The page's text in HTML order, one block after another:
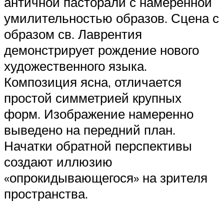
умилительностью образов. Сцена с
образом св. Лаврентия
демонстрирует рождение нового
художественного языка.
Композиция ясна, отличается
простой симметрией крупных
форм. Изображение намеренно
выведено на передний план.
Начатки обратной перспективы
создают иллюзию
«опрокидывающегося» на зрителя
пространства.